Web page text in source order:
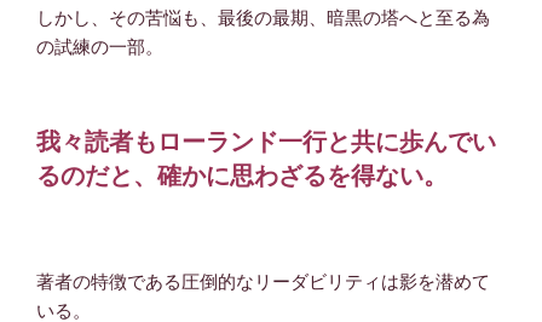
しかし、その苦悩も、最後の最期、暗黒の塔へと至る為
の試練の一部。
我々読者もローランド一行と共に歩んでい
るのだと、確かに思わざるを得ない。
著者の特徴である圧倒的なリーダビリティは影を潜めて
いる。